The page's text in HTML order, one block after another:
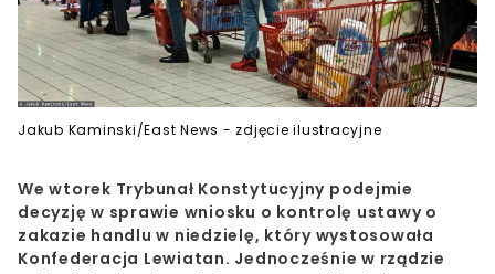
Jakub Kaminski/East News - zdjęcie ilustracyjne
We wtorek Trybunał Konstytucyjny podejmie
decyzję w sprawie wniosku o kontrolę ustawy o
zakazie handlu w niedzielę, który wystosowała
Konfederacja Lewiatan. Jednocześnie w rządzie